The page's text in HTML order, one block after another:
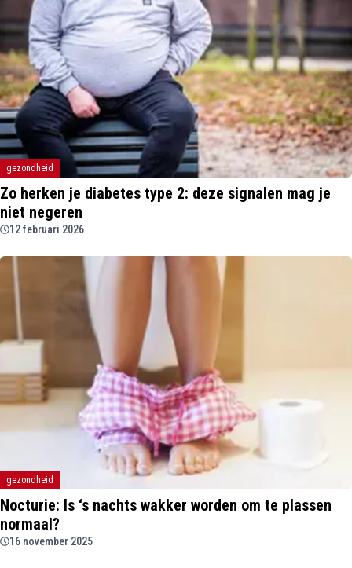
gezondheid
Zo herken je diabetes type 2: deze signalen mag je
niet negeren
12 februari 2026
gezondheid
Nocturie: Is ‘s nachts wakker worden om te plassen
normaal?
16 november 2025